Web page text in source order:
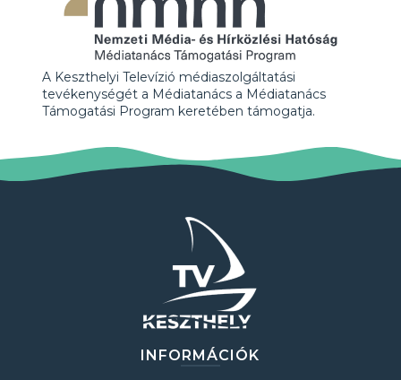
A Keszthelyi Televízió médiaszolgáltatási
tevékenységét a Médiatanács a Médiatanács
Támogatási Program keretében támogatja.
INFORMÁCIÓK